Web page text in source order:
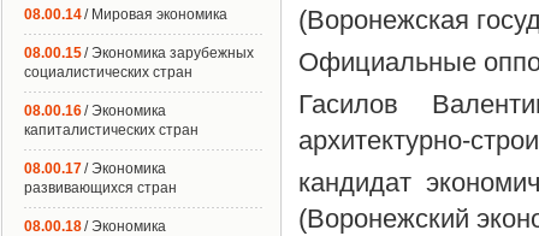
(Воронежская
Официальные
Гасилов
архитектурно-
кандидат
(Воронежский
08.00.14/ Мировая экономика
08.00.15/ Экономика зарубежных
социалистических стран
08.00.16/ Экономика
капиталистических стран
08.00.17/ Экономика
развивающихся стран
08.00.18/ Экономика